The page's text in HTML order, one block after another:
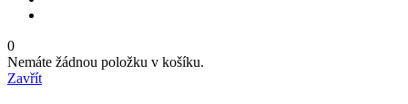
0
Nemáte žádnou položku v košíku.
Zavřít